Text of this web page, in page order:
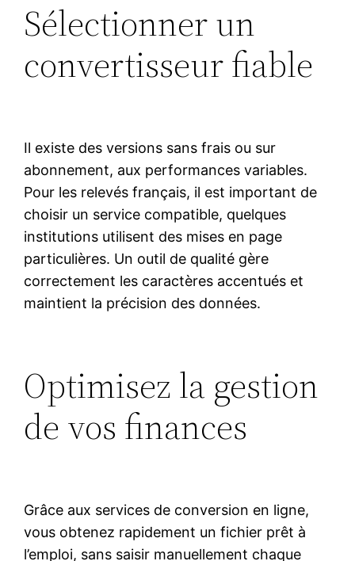
Sélectionner un
convertisseur fiable
Il existe des versions sans frais ou sur
abonnement, aux performances variables.
Pour les relevés français, il est important de
choisir un service compatible, quelques
institutions utilisent des mises en page
particulières. Un outil de qualité gère
correctement les caractères accentués et
maintient la précision des données.
Optimisez la gestion
de vos finances
Grâce aux services de conversion en ligne,
vous obtenez rapidement un fichier prêt à
l’emploi, sans saisir manuellement chaque